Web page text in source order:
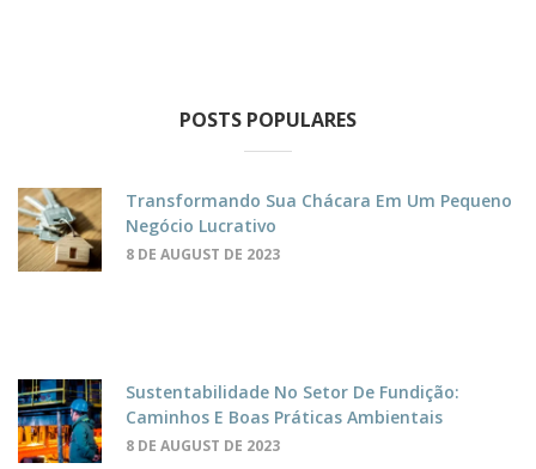
POSTS POPULARES
Transformando Sua Chácara Em Um Pequeno
Negócio Lucrativo
8 DE AUGUST DE 2023
Sustentabilidade No Setor De Fundição:
Caminhos E Boas Práticas Ambientais
8 DE AUGUST DE 2023